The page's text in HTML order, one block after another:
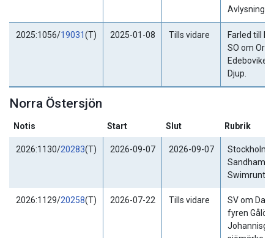
Avlysning.
2025:1056/19031(T) 2025-01-08 Tills vidare
Farled till
SO om
Djup.
Norra Östersjön
Notis Start Slut Rubrik
2026:1130/20283(T) 2026-09-07 2026-09-07
Sandhamn
2026:1129/20258(T) 2026-07-22 Tills vidare
SV om
fyren Gålö.